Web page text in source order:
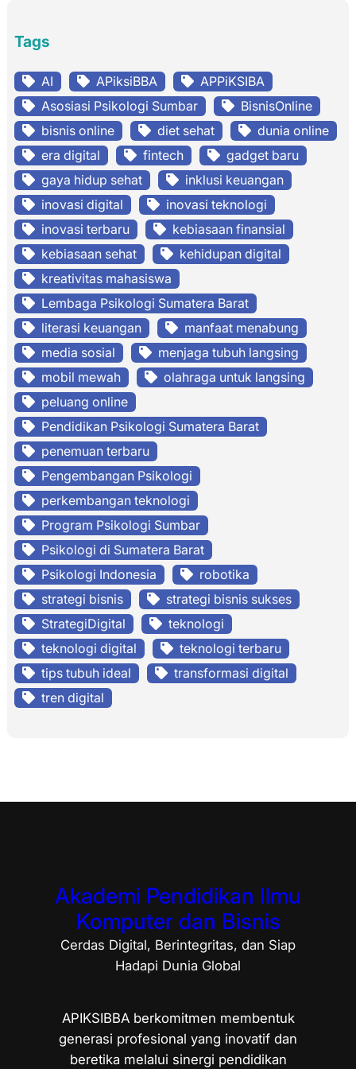
Tags
AI APiksiBBA
APPiKSIBA
Asosiasi Psikologi Sumbar
BisnisOnline
bisnis online
diet sehat
dunia online
era digital
fintech
gadget baru
gaya hidup sehat
inklusi keuangan
inovasi digital
inovasi teknologi
inovasi terbaru
kebiasaan finansial
kebiasaan sehat
kehidupan digital
kreativitas mahasiswa
Lembaga Psikologi Sumatera Barat
literasi keuangan
manfaat menabung
media sosial
menjaga tubuh langsing
mobil mewah
olahraga untuk langsing
peluang online
Pendidikan Psikologi Sumatera Barat
penemuan terbaru
Pengembangan Psikologi
perkembangan teknologi
Program Psikologi Sumbar
Psikologi di Sumatera Barat
Psikologi Indonesia
robotika
strategi bisnis
strategi bisnis sukses
StrategiDigital
teknologi
teknologi digital
teknologi terbaru
tips tubuh ideal
transformasi digital
tren digital
Akademi Pendidikan Ilmu
Komputer dan Bisnis
Cerdas Digital, Berintegritas, dan Siap
Hadapi Dunia Global
APIKSIBBA berkomitmen membentuk
generasi profesional yang inovatif dan
beretika melalui sinergi pendidikan